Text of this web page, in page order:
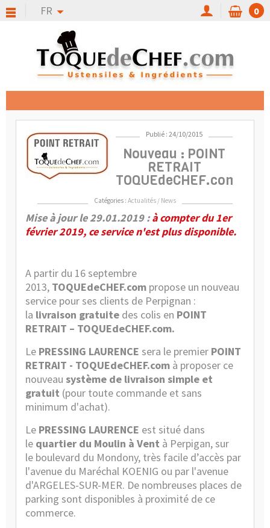
FR 0
Publié : 24/10/2015
Nouveau : POINT
RETRAIT
TOQUEdeCHEF.com
Catégories : Actualités / News
Mise à jour le 29.01.2019 :à compter du 1er
février 2019, ce service n'est plus disponible.
A partir du 16 septembre
2013, TOQUEdeCHEF.com propose un nouveau
service pour ses clients de Perpignan :
la livraison gratuite des colis en POINT
RETRAIT – TOQUEdeCHEF.com.
Le PRESSING LAURENCE sera le premier POINT
RETRAIT - TOQUEdeCHEF.com à proposer ce
nouveau système de livraison simple et
gratuit (pour toute commande et sans
minimum d'achat).
Le PRESSING LAURENCE est situé dans
le quartier du Moulin à Vent à Perpigan, sur
le boulevard du Mondony, très facile d’accès par
l'avenue du Maréchal KOENIG ou par l'avenue
d'ARGELES-SUR-MER. De nombreuses places de
parking sont disponibles à proximité de ce
commerce.